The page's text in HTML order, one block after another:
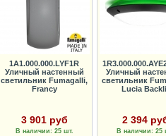
1A1.000.000.LYF1R
Уличный настенный
светильник Fumagalli,
Francy
3 901 руб
В наличии: 25 шт.
Уличный
светильник
Lucia
2 394
В наличии: 25